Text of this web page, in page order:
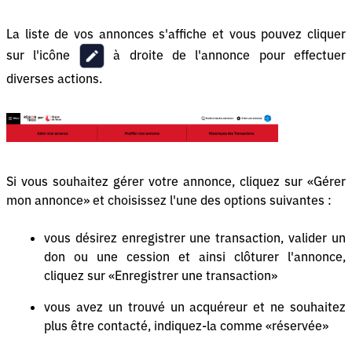
La liste de vos annonces s'affiche et vous pouvez cliquer
sur l'icône
à droite de l'annonce pour effectuer
diverses actions.
Si vous souhaitez gérer votre annonce, cliquez sur «Gérer
mon annonce» et choisissez l'une des options suivantes :
vous désirez enregistrer une transaction, valider un
don ou une cession et ainsi clôturer l'annonce,
cliquez sur «Enregistrer une transaction»
vous avez un trouvé un acquéreur et ne souhaitez
plus être contacté, indiquez-la comme «réservée»